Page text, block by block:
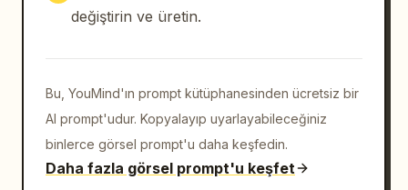
görünür Sportage plakası, sağ panelde arka
Sportage amblemi","custom_text":
","right_headline":"
Gelecek için tasarlandı.
"},"rendering":"cilalı grafik tasarımla
harmanlanmış fotogerçekçi ticari otomotiv
fotoğrafçılığı, keskin detaylar, premium
değiştirin ve üretin.
Bu, YouMind'ın prompt kütüphanesinden ücretsiz bir
AI prompt'udur. Kopyalayıp uyarlayabileceğiniz
binlerce görsel prompt'u daha keşfedin.
Daha fazla görsel prompt'u keşfet